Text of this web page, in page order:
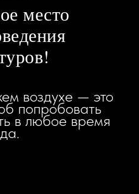
место
воздухе — это
попробовать
в любое время